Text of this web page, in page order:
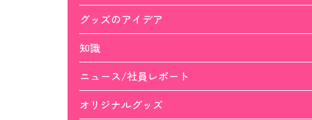
グッズのアイデア
知識
ニュース/社員レポート
オリジナルグッズ